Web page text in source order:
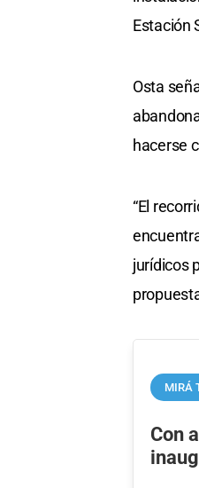
Estación
Osta
hacerse
“El
jurídicos
MIRÁ
Con